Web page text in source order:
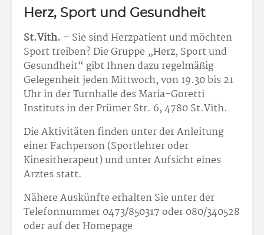
Herz, Sport und Gesundheit
St.Vith. – Sie sind Herzpatient und möchten
Sport treiben? Die Gruppe „Herz, Sport und
Gesundheit“ gibt Ihnen dazu regelmäßig
Gelegenheit jeden Mittwoch, von 19.30 bis 21
Uhr in der Turnhalle des Maria-Goretti
Instituts in der Prümer Str. 6, 4780 St.Vith.
Die Aktivitäten finden unter der Anleitung
einer Fachperson (Sportlehrer oder
Kinesitherapeut) und unter Aufsicht eines
Arztes statt.
Nähere Auskünfte erhalten Sie unter der
Telefonnummer 0473/850317 oder 080/340528
oder auf der Homepage